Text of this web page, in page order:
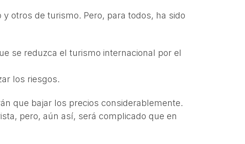
otros de turismo. Pero, para todos, ha sido
se reduzca el turismo internacional por el
los riesgos.
que bajar los precios considerablemente.
pero, aún así, será complicado que en